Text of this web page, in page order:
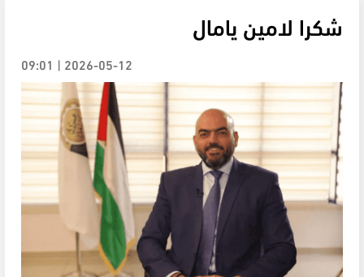
شكرا لامين يامال
2026-05-12 | 09:01